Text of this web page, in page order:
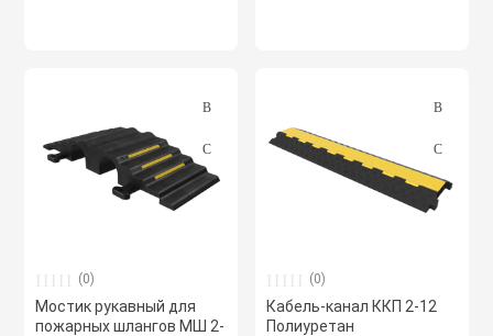
(0)
Мостик рукавный для
пожарных шлангов МШ 2-
(0)
Кабель-канал ККП 2-12
Полиуретан